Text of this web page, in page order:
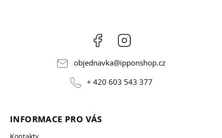
Facebook
objednavka@ipponshop.cz
+ 420 603 543 377
INFORMACE PRO VÁS
Kontakty